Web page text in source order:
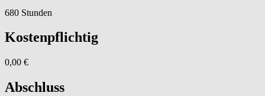
680 Stunden
Kostenpflichtig
0,00 €
Abschluss